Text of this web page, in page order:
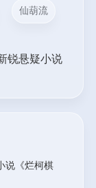
仙葫流
锐悬疑小说